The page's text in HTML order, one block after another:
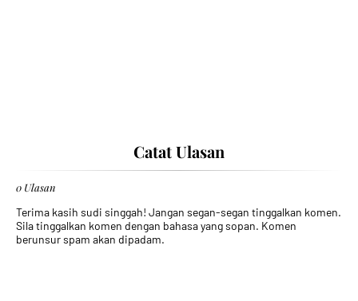
Catat Ulasan
0 Ulasan
Terima kasih sudi singgah! Jangan segan-segan tinggalkan komen.
Sila tinggalkan komen dengan bahasa yang sopan. Komen
berunsur spam akan dipadam.